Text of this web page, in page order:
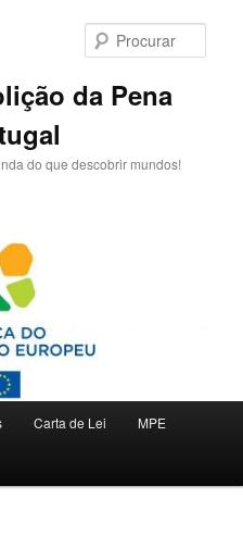
da Pena
do que descobrir mundos!
Carta de Lei MPE